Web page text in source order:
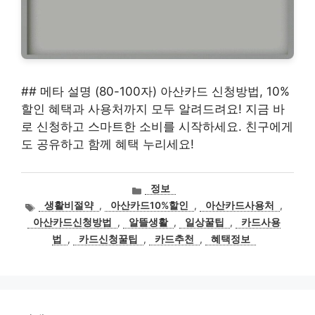
## 메타 설명 (80-100자) 아산카드 신청방법, 10%
할인 혜택과 사용처까지 모두 알려드려요! 지금 바
로 신청하고 스마트한 소비를 시작하세요. 친구에게
도 공유하고 함께 혜택 누리세요!
카
테
고
리
정보
태
그
생활비절약 , 아산카드10%할인 , 아산카드사용처
,
아산카드신청방법
, 알뜰생활 , 일상꿀팁 ,
카드사용
법
, 카드신청꿀팁 , 카드추천 , 혜택정보